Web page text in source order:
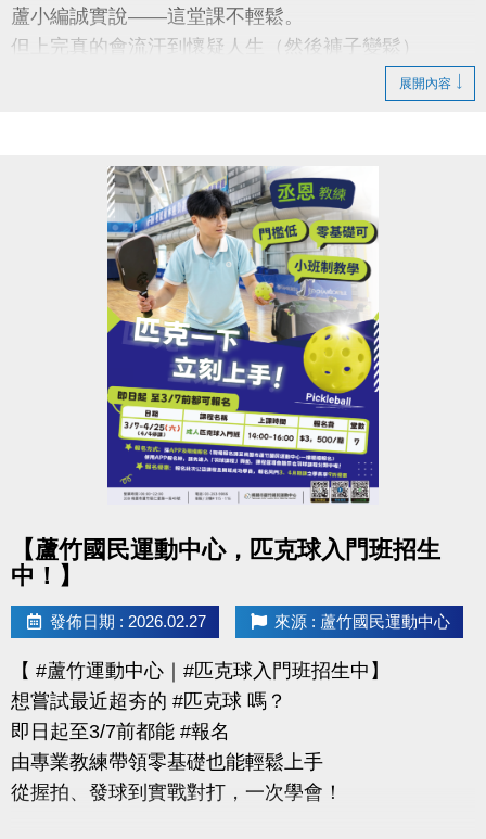
蘆小編誠實說——這堂課不輕鬆。
但上完真的會流汗到懷疑人生（然後褲子變鬆）
【課程資訊】
◆3/2-3/30（一）肌力班 $1,800
◆4/2-4/30（四）有氧班 $1,600
◆上課地點｜蘆竹運動中心
◆名額有限｜額滿為止
-洽詢專線：03-2639066 #111、112
-官網 :
https://www.lzsports.com.tw/zh_TW/news/pageID/1/
-FB : 桃園市蘆竹國民運動中心
-IG : @luzhusports
展開內容
【蘆竹國民運動中心，匹克球入門班招生
中！】
發佈日期 : 2026.02.27 來源 : 蘆竹國民運動中心
【 #蘆竹運動中心｜#匹克球入門班招生中】
想嘗試最近超夯的 #匹克球 嗎？
即日起至3/7前都能 #報名
由專業教練帶領零基礎也能輕鬆上手
從握拍、發球到實戰對打，一次學會！